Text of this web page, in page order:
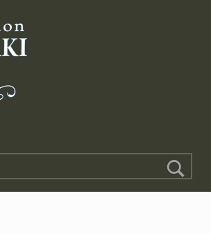
Tattarisuon Antiikki